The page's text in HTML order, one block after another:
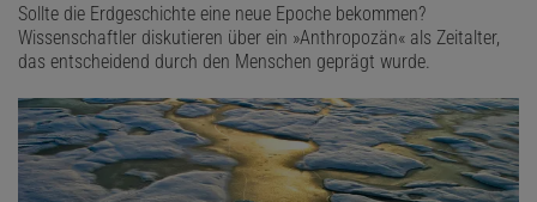
Sollte die Erdgeschichte eine neue Epoche bekommen?
Wissenschaftler diskutieren über ein »Anthropozän« als Zeitalter,
das entscheidend durch den Menschen geprägt wurde.